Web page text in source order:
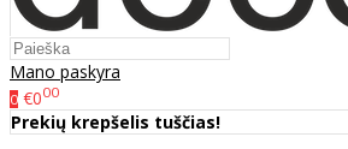
Mano paskyra
0 €000
Prekių krepšelis tuščias!